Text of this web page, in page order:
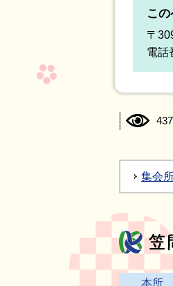
こ
〒
電話
集会
本所